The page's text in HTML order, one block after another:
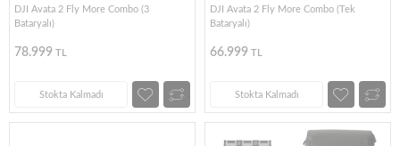
DJI Avata 2 Fly More Combo (3
Bataryalı)
78.999 TL
Stokta Kalmadı
DJI Avata 2 Fly More Combo (Tek
Bataryalı)
66.999 TL
Stokta Kalmadı